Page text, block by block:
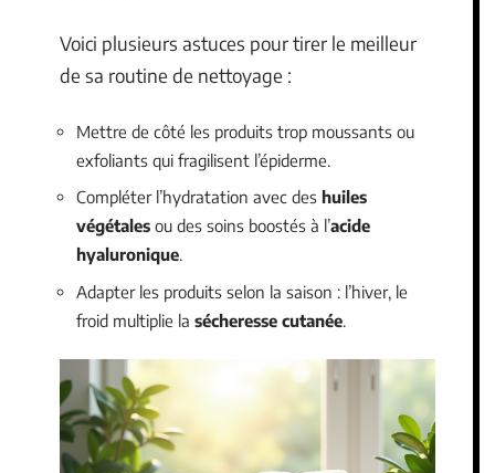
Voici plusieurs astuces pour tirer le meilleur
de sa routine de nettoyage :
Mettre de côté les produits trop moussants ou
exfoliants qui fragilisent l’épiderme.
Compléter l’hydratation avec des huiles
végétales ou des soins boostés à l’acide
hyaluronique.
Adapter les produits selon la saison : l’hiver, le
froid multiplie la sécheresse cutanée